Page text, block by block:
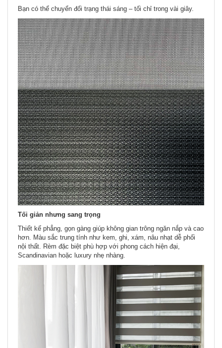
Bạn có thể chuyển đổi trạng thái sáng – tối chỉ trong vài giây.
Tối giản nhưng sang trọng
Thiết kế phẳng, gọn gàng giúp không gian trông ngăn nắp và cao
hơn. Màu sắc trung tính như kem, ghi, xám, nâu nhạt dễ phối
nội thất. Rèm đặc biệt phù hợp với phong cách hiện đại,
Scandinavian hoặc luxury nhẹ nhàng.